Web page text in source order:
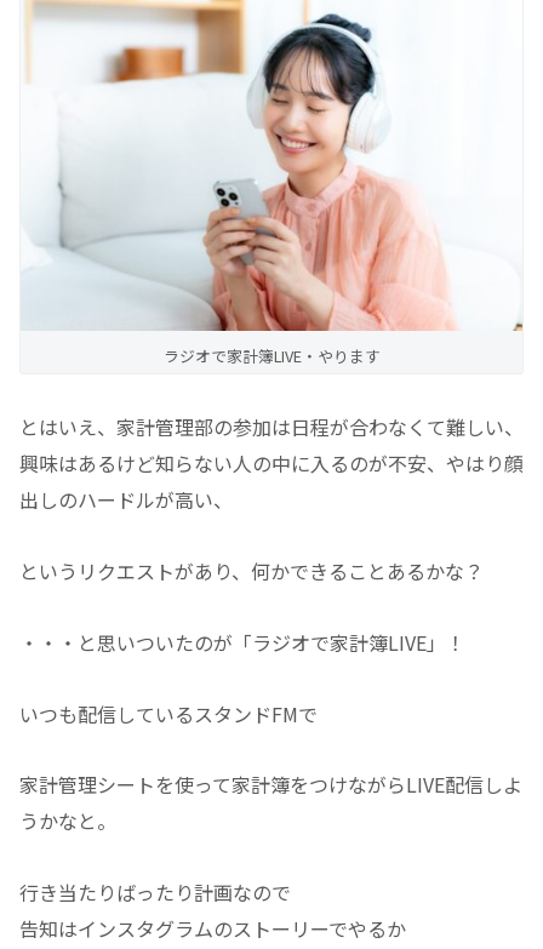
ラジオで家計簿LIVE・やります
とはいえ、家計管理部の参加は日程が合わなくて難しい、
興味はあるけど知らない人の中に入るのが不安、やはり顔
出しのハードルが高い、
というリクエストがあり、何かできることあるかな？
・・・と思いついたのが「ラジオで家計簿LIVE」！
いつも配信しているスタンドFMで
家計管理シートを使って家計簿をつけながらLIVE配信しよ
うかなと。
行き当たりばったり計画なので
告知はインスタグラムのストーリーでやるか